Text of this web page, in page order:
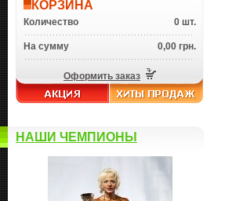
КОРЗИНА
Количество 0 шт.
На сумму 0,00 грн.
Оформить заказ
НАШИ ЧЕМПИОНЫ